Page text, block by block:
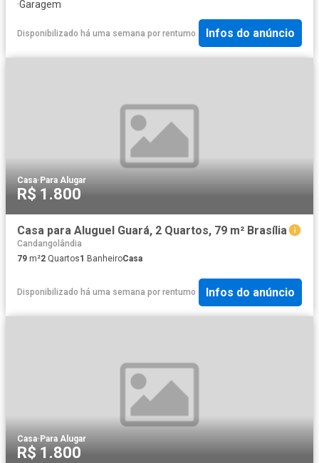
·Garagem
Disponibilizado há uma semana por rentumo Infos do anúncio
Casa·Para Alugar
R$ 1.800
Casa para Aluguel Guará, 2 Quartos, 79 m² Brasília
Candangolândia
79 m²2 Quartos1 BanheiroCasa
Disponibilizado há uma semana por rentumo Infos do anúncio
Casa· Para Alugar
R$ 1.800